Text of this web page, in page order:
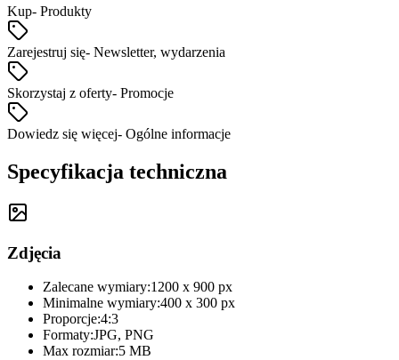
Kup- Produkty
Zarejestruj się- Newsletter, wydarzenia
Skorzystaj z oferty- Promocje
Dowiedz się więcej- Ogólne informacje
Specyfikacja techniczna
Zdjęcia
Zalecane wymiary:1200 x 900 px
Minimalne wymiary:400 x 300 px
Proporcje:4:3
Formaty:JPG, PNG
Max rozmiar:5 MB